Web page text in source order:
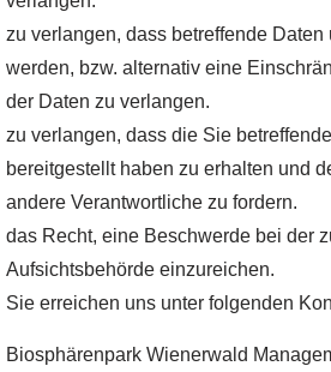
zu verlangen, dass betreffende
werden, bzw. alternativ eine
der Daten zu verlangen.
zu verlangen, dass die Sie
bereitgestellt haben zu erhalten und
andere Verantwortliche zu fordern.
das Recht, eine Beschwerde bei der
Aufsichtsbehörde einzureichen.
Sie erreichen uns unter folgenden
Biosphärenpark Wienerwald